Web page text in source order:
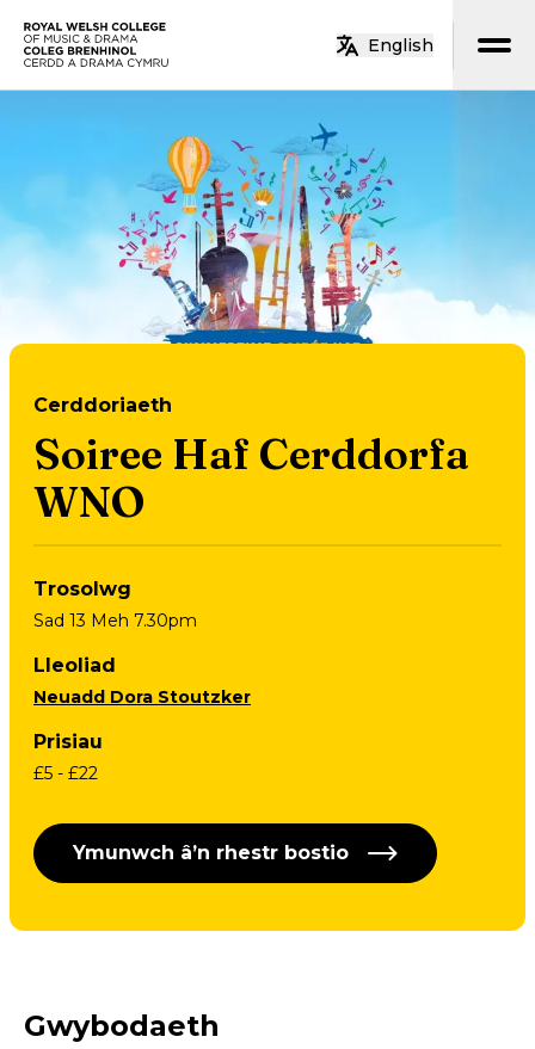
Neidio i’r prif gynnwys
English
Cerddoriaeth
Soiree Haf Cerddorfa
WNO
Trosolwg
Sad 13 Meh 7.30pm
Lleoliad
Neuadd Dora Stoutzker
Prisiau
£5 - £22
Ymunwch â’n rhestr bostio
Gwybodaeth